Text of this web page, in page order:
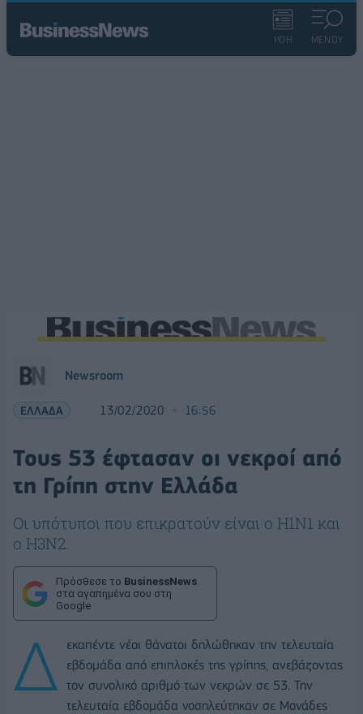
ΡΟΗ ΜΕΝΟΥ
Newsroom
ΕΛΛΑΔΑ 13/02/2020 16:56
Τους 53 έφτασαν οι νεκροί από
τη Γρίπη στην Ελλάδα
Οι υπότυποι που επικρατούν είναι ο H1N1 και
ο H3N2.
Πρόσθεσε το BusinessNews
στα αγαπημένα σου στη
Google
Δ
εκαπέντε νέοι θάνατοι δηλώθηκαν την τελευταία
εβδομάδα από επιπλοκές της γρίπης, ανεβάζοντας
τον συνολικό αριθμό των νεκρών σε 53. Την
τελευταία εβδομάδα νοσηλεύτηκαν σε Μονάδες